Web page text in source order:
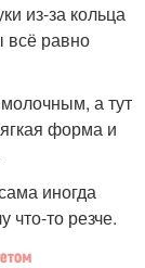
из-за кольца
всё равно
а тут
форма и
иногда
что-то резче.